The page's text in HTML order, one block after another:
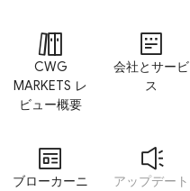
CWG
MARKETS レ
ビュー概要
会社とサービ
ス
ブローカーニ
アップデート